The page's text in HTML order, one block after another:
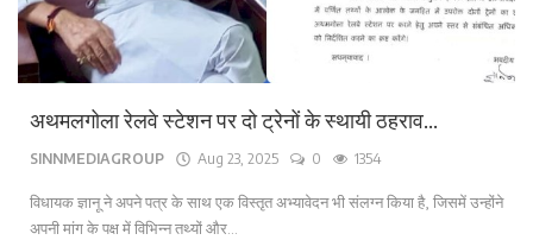
अथमलगोला रेलवे स्टेशन पर दो ट्रेनों के स्थायी ठहराव...
SINNMEDIAGROUP Aug 23, 2025 0 1354
विधायक ज्ञानू ने अपने पत्र के साथ एक विस्तृत अभ्यावेदन भी संलग्न किया है, जिसमें उन्होंने
अपनी मांग के पक्ष में विभिन्न तथ्यों और...